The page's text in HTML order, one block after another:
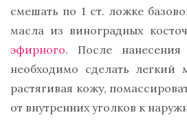
смешать по 1 ст. ложке
масла из виноградных
эфирного. После нанесения
необходимо сделать легкий
растягивая кожу,
от внутренних уголков к